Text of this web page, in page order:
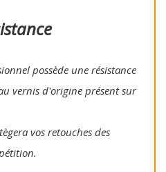
possède une résistance
vernis d'origine présent sur
vos retouches des